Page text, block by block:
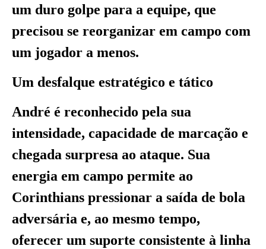
um duro golpe para a equipe, que
precisou se reorganizar em campo com
um jogador a menos.
Um desfalque estratégico e tático
André é reconhecido pela sua
intensidade, capacidade de marcação e
chegada surpresa ao ataque. Sua
energia em campo permite ao
Corinthians pressionar a saída de bola
adversária e, ao mesmo tempo,
oferecer um suporte consistente à linha